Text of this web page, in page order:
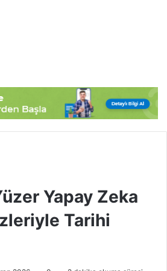
Yapay Zeka
Tarihi